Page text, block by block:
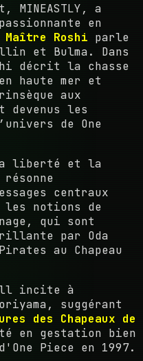
a
en
Maître Roshi parle
et Bulma. Dans
décrit la chasse
haute mer et
aux
devenus les
de One
liberté et la
centraux
les notions de
qui sont
par Oda
au Chapeau
incite à
suggérant
des Chapeaux de
en gestation bien
Piece en 1997.